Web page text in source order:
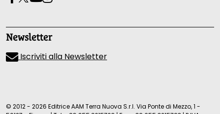
Newsletter
Iscriviti alla Newsletter
© 2012 - 2026 Editrice AAM Terra Nuova S.r.l. Via Ponte di Mezzo, 1 -